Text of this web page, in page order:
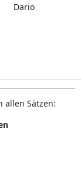
Dario
allen Sätzen: